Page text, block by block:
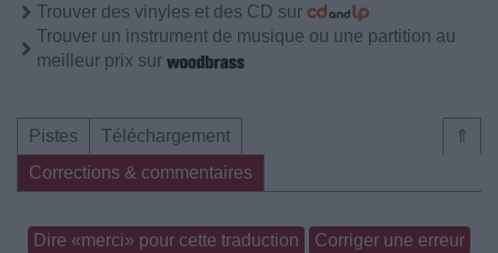
Trouver des vinyles et des CD sur
Trouver un instrument de musique ou une partition au
meilleur prix sur
⇑
Pistes
Téléchargement
Corrections & commentaires
Dire «merci» pour cette traduction Corriger une erreur